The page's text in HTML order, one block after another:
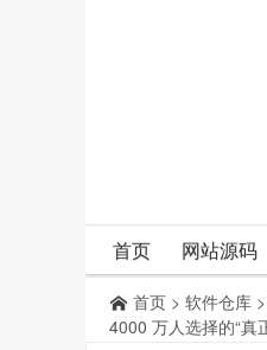
首页 网站源码
首页 > 软件仓库
4000 万人选择的“真